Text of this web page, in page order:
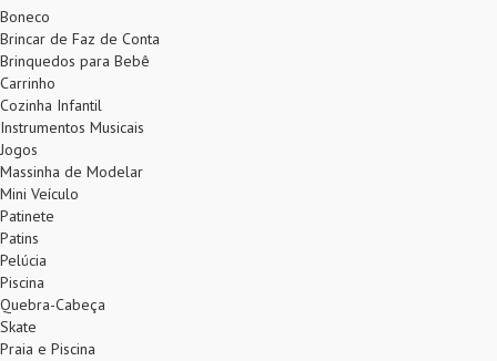
Boneco
Brincar de Faz de Conta
Brinquedos para Bebê
Carrinho
Cozinha Infantil
Instrumentos Musicais
Jogos
Massinha de Modelar
Mini Veículo
Patinete
Patins
Pelúcia
Piscina
Quebra-Cabeça
Skate
Praia e Piscina